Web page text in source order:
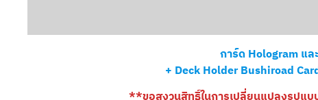
การ์ด Hologram แล
+ Deck Holder Bushiroad